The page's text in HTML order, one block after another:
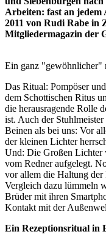
Arbeiten: fast an
2011 von Rudi Rabe
Mitgliedermagazin der
Ein ganz "gewöhnlicher"
Das Ritual: Pompöser
dem Schottischen Ritus
die herausragende Rolle
ist. Auch der
Beinen als bei uns: Vor
der kleinen Lichter
Und: Die Großen Lichter
vom Redner aufgelegt.
vor allem die Haltung
Vergleich dazu lümmeln
Brüder mit ihren
Kontakt mit der
Ein Rezeptionsritual in